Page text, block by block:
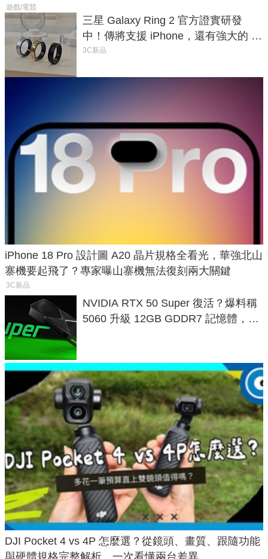
遊戲/電競
三星 Galaxy Ring 2 官方證實研發
中！傳將支援 iPhone，還有強大的 AI
與智慧家電連動功能
3C新品
iPhone 18 Pro 設計圖 A20 晶片規格全看光，華強北山
寨機要起飛了？專家曝山寨機無法復刻兩大關鍵
3C新品
NVIDIA RTX 50 Super 復活？爆料稱
5060 升級 12GB GDDR7 記憶體，這
DJI Pocket 4 vs 4P 怎麼選？從鏡頭、畫質、跟隨功能